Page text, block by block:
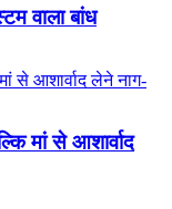
वाला बांध
मां से आशार्वाद